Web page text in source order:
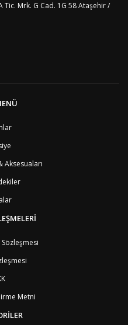
Tic. Mrk. G Cad. 1G 58 Ataşehir /
Aksesuaları
Sözleşmesi
Metni